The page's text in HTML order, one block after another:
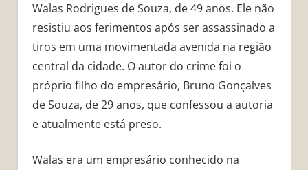
Walas Rodrigues de Souza, de 49 anos. Ele não
resistiu aos ferimentos após ser assassinado a
tiros em uma movimentada avenida na região
central da cidade. O autor do crime foi o
próprio filho do empresário, Bruno Gonçalves
de Souza, de 29 anos, que confessou a autoria
e atualmente está preso.
Walas era um empresário conhecido na